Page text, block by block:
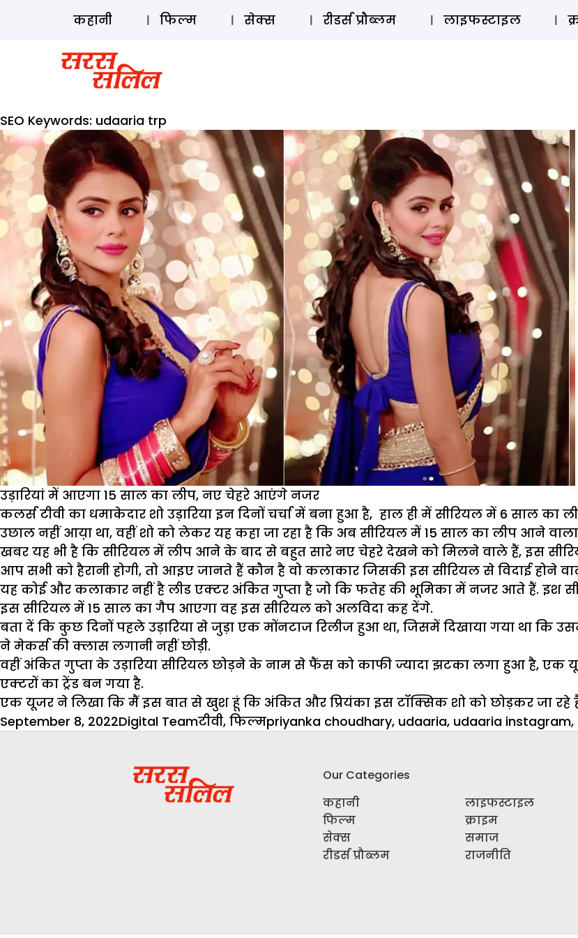
कहानी फिल्म सेक्स रीडर्स प्रौब्लम लाइफस्टाइल
SEO Keywords: udaaria trp
उड़ारियां में आएगा 15 साल का लीप, नए चेहरे आएंगे नजर
कलर्स टीवी का धमाकेदार शो उड़ारिया इन दिनों चर्चा में बना हुआ है, हाल ही में सीरियल में 6 साल
उछाल नहीं आय़ा था, वहीं शो को लेकर यह कहा जा रहा है कि अब सीरियल में 15 साल का लीप आने
खबर यह भी है कि सीरियल में लीप आने के बाद से बहुत सारे नए चेहरे देखने को मिलने वाले हैं, इस
आप सभी को हैरानी होगी, तो आइए जानते हैं कौन है वो कलाकार जिसकी इस सीरियल से विदाई होने
यह कोई और कलाकार नहीं है लीड एक्टर अंकित गुप्ता है जो कि फतेह की भूमिका में नजर आते हैं. इश
इस सीरियल में 15 साल का गैप आएगा वह इस सीरियल को अलविदा कह देंगे.
बता दें कि कुछ दिनों पहले उड़ारिया से जुड़ा एक मोंनटाज रिलीज हुआ था, जिसमें दिखाया गया था कि
ने मेकर्स की क्लास लगानी नहीं छोड़ी.
वहीं अंकित गुप्ता के उड़ारिया सीरियल छोड़ने के नाम से फैंस को काफी ज्यादा झटका लगा हुआ है, एक
एक्टरों का ट्रेंड बन गया है.
एक यूजर ने लिखा कि मैं इस बात से खुश हूं कि अंकित और प्रियंका इस टॉक्सिक शो को छोड़कर जा रहे
Posted
September 8, 2022Author
Digital TeamCategories
टीवी, फिल्मTags
priyanka choudhary, udaaria, udaaria instagram,
Our Categories
कहानी
फिल्म
सेक्स
रीडर्स प्रौब्लम
लाइफस्टाइल
क्राइम
समाज
राजनीति